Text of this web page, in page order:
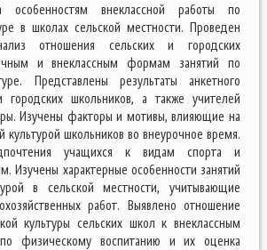
особенностям внеклассной работы по
в школах сельской местности. Проведен
отношения сельских и городских
и внеклассным формам занятий по
Представлены результаты анкетного
городских школьников, а также учителей
Изучены факторы и мотивы, влияющие на
культурой школьников во внеурочное время.
учащихся к видам спорта и
Изучены характерные особенности занятий
в сельской местности, учитывающие
работ. Выявлено отношение
культуры сельских школ к внеклассным
физическому воспитанию и их оценка